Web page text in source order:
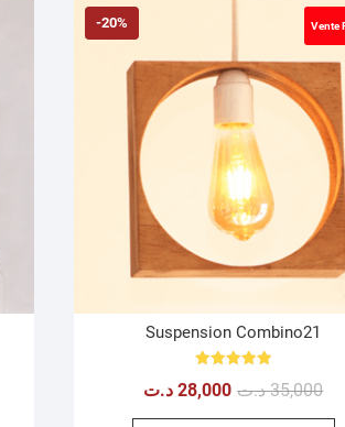
-20% Vente
Suspension Combino21
5.00
35,000 د.ت
Le
28,000 د.ت
Le